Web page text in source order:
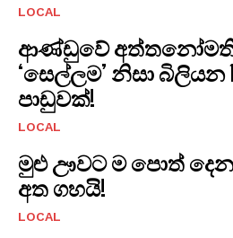
LOCAL
ආණ්ඩුවේ
‘සෙල්ලම’ නිසා බිලියන
පාඩුවක්!
LOCAL
මුළු ඌවට ම පොත්
අත ගහයි!
LOCAL